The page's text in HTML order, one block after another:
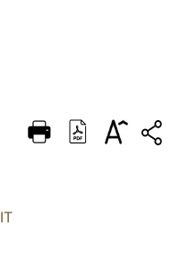
DEUTSCH
IT